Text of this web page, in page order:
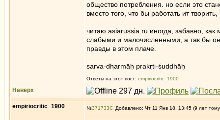
общество потребления. но если это
вместо того, что бы работать ит
читаю asiarussia.ru иногда, забавно,
слабыми и малочисленными, а так бы
правды в этом плаче.
sarva-dharmāḥ prakṛti-śuddhāḥ
Ответы на этот пост: empiriocritic_1900
Наверх
empiriocritic_1900 №371733 Добавлено: Чт 11 Янв 18, 13:45 (9 лет